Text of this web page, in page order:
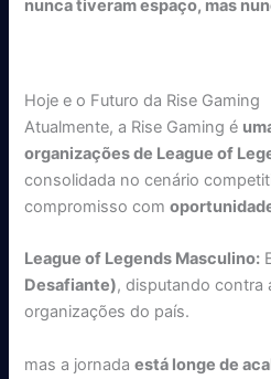
nunca tiveram espaço, mas
Hoje e o Futuro da Rise Gaming
Atualmente, a Rise Gaming é
organizações de League of
consolidada no cenário
compromisso com
League of Legends Masculino:
Desafiante), disputando contra
organizações do país.
mas a jornadaestá longe de